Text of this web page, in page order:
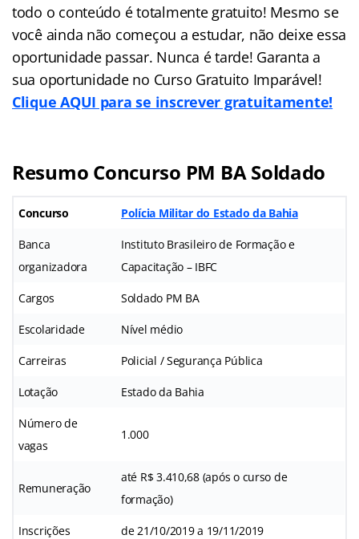
todo o conteúdo é totalmente gratuito! Mesmo se
você ainda não começou a estudar, não deixe essa
oportunidade passar. Nunca é tarde! Garanta a
sua oportunidade no Curso Gratuito Imparável!
Clique AQUI para se inscrever gratuitamente!
Resumo Concurso PM BA Soldado
Concurso Polícia Militar do Estado da Bahia
Banca
organizadora
Instituto Brasileiro de Formação e
Capacitação – IBFC
Cargos Soldado PM BA
Escolaridade Nível médio
Carreiras Policial / Segurança Pública
Lotação Estado da Bahia
Número de
vagas
1.000
Remuneração
até R$ 3.410,68 (após o curso de
formação)
Inscrições de 21/10/2019 a 19/11/2019